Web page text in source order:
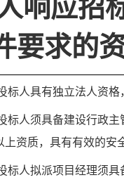
响应招
要求的
标人具有独立法人资
标人须具备建设行政
上资质，具有有效的安
标人拟派项目经理须